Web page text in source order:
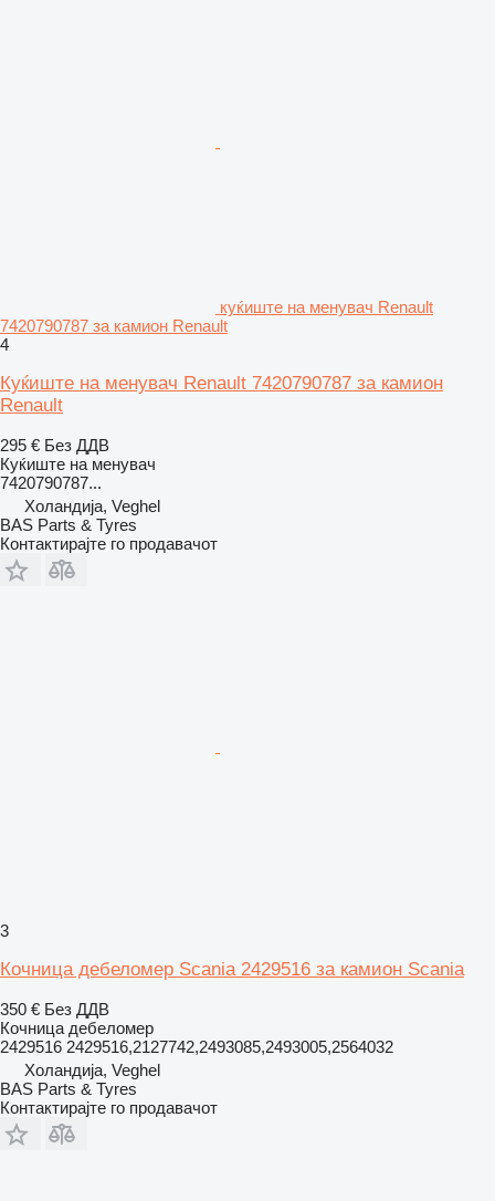
куќиште на менувач Renault
7420790787 за камион Renault
4
Куќиште на менувач Renault 7420790787 за камион
Renault
295 € Без ДДВ
Куќиште на менувач
7420790787...
Холандија, Veghel
BAS Parts & Tyres
Контактирајте го продавачот
3
Кочница дебеломер Scania 2429516 за камион Scania
350 € Без ДДВ
Кочница дебеломер
2429516 2429516,2127742,2493085,2493005,2564032
Холандија, Veghel
BAS Parts & Tyres
Контактирајте го продавачот